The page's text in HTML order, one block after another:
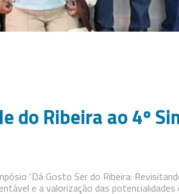
do Ribeira ao 4º
‘Dá Gosto Ser do Ribeira:
e a valorização das potencialidades